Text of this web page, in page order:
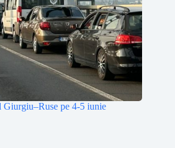
Giurgiu–Ruse pe 4-5 iunie